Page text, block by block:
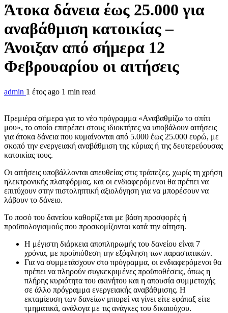
Άτοκα δάνεια έως 25.000 για
αναβάθμιση κατοικίας –
Άνοιξαν από σήμερα 12
Φεβρουαρίου οι αιτήσεις
admin 1 έτος ago 1 min read
Πρεμιέρα σήμερα για το νέο πρόγραμμα «Αναβαθμίζω το σπίτι
μου», το οποίο επιτρέπει στους ιδιοκτήτες να υποβάλουν αιτήσεις
για άτοκα δάνεια που κυμαίνονται από 5.000 έως 25.000 ευρώ, με
σκοπό την ενεργειακή αναβάθμιση της κύριας ή της δευτερεύουσας
κατοικίας τους.
Οι αιτήσεις υποβάλλονται απευθείας στις τράπεζες, χωρίς τη χρήση
ηλεκτρονικής πλατφόρμας, και οι ενδιαφερόμενοι θα πρέπει να
επιτύχουν στην πιστοληπτική αξιολόγηση για να μπορέσουν να
λάβουν το δάνειο.
Το ποσό του δανείου καθορίζεται με βάση προσφορές ή
προϋπολογισμούς που προσκομίζονται κατά την αίτηση.
Η μέγιστη διάρκεια αποπληρωμής του δανείου είναι 7
χρόνια, με προϋπόθεση την εξόφληση των παραστατικών.
Για να συμμετάσχουν στο πρόγραμμα, οι ενδιαφερόμενοι θα
πρέπει να πληρούν συγκεκριμένες προϋποθέσεις, όπως η
πλήρης κυριότητα του ακινήτου και η απουσία συμμετοχής
σε άλλο πρόγραμμα ενεργειακής αναβάθμισης. Η
εκταμίευση των δανείων μπορεί να γίνει είτε εφάπαξ είτε
τμηματικά, ανάλογα με τις ανάγκες του δικαιούχου.